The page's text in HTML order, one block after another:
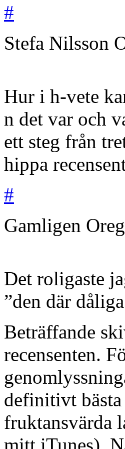
#
Stefa Nilsson
Hur i h-vete
n det var och
ett steg från
hippa
#
Gamligen
Det roligaste
”den där
Beträffande
recensenten.
definitivt
fruktansvärda